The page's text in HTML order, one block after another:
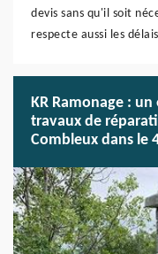
devis sans qu'il soit
respecte aussi les
KR Ramonage :
travaux de
Combleux dans le